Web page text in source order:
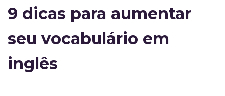
9 dicas para aumentar
seu vocabulário em
inglês